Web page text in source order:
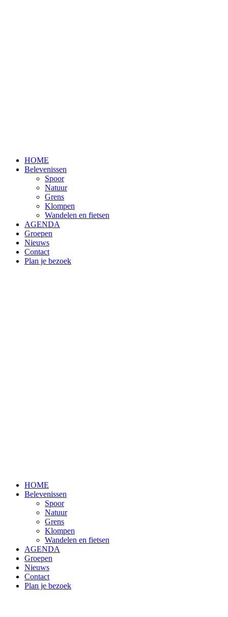
HOME
Belevenissen
Spoor
Natuur
Grens
Klompen
Wandelen en fietsen
AGENDA
Groepen
Nieuws
Contact
Plan je bezoek
HOME
Belevenissen
Spoor
Natuur
Grens
Klompen
Wandelen en fietsen
AGENDA
Groepen
Nieuws
Contact
Plan je bezoek